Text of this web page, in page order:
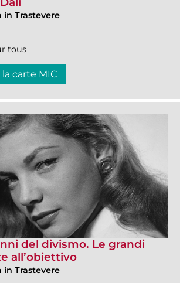
in Trastevere
tous
carte MIC
del divismo. Le grandi
all’obiettivo
in Trastevere